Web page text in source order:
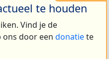
te houden
Vind je de
ons door een donatiete